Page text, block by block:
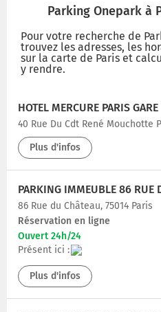
Parking Onepark à
Pour votre recherche de
trouvez les adresses, les
sur la carte de Paris et
y rendre.
40 Rue Du Cdt René Mouchotte Place De
Plus d'infos
86 Rue du Château, 75014 Paris
Réservation en ligne
Ouvert 24h/24
Présent ici :
Plus d'infos